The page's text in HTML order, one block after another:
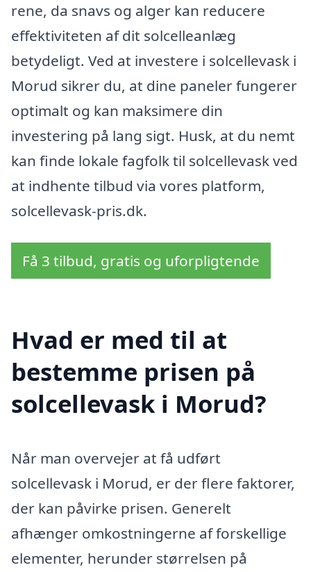
rene, da snavs og alger kan reducere
effektiviteten af dit solcelleanlæg
betydeligt. Ved at investere i solcellevask i
Morud sikrer du, at dine paneler fungerer
optimalt og kan maksimere din
investering på lang sigt. Husk, at du nemt
kan finde lokale fagfolk til solcellevask ved
at indhente tilbud via vores platform,
solcellevask-pris.dk.
Få 3 tilbud, gratis og uforpligtende
Hvad er med til at
bestemme prisen på
solcellevask i Morud?
Når man overvejer at få udført
solcellevask i Morud, er der flere faktorer,
der kan påvirke prisen. Generelt
afhænger omkostningerne af forskellige
elementer, herunder størrelsen på